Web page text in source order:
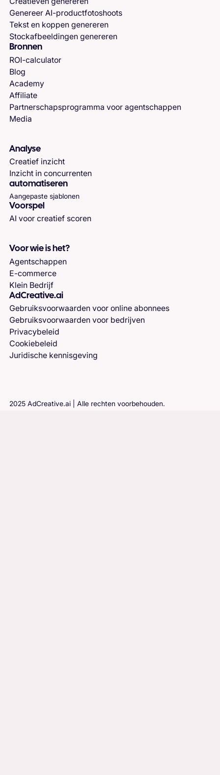
Genereer AI-productfotoshoots
Tekst en koppen genereren
Stockafbeeldingen genereren
Bronnen
ROI-calculator
Blog
Academy
Affiliate
Partnerschapsprogramma voor agentschappen
Media
Analyse
Creatief inzicht
Inzicht in concurrenten
automatiseren
Aangepaste sjablonen
Voorspel
AI voor creatief scoren
Voor wie is het?
Agentschappen
E-commerce
Klein Bedrijf
AdCreative.ai
Gebruiksvoorwaarden voor online abonnees
Gebruiksvoorwaarden voor bedrijven
Privacybeleid
Cookiebeleid
Juridische kennisgeving
2025 AdCreative.ai | Alle rechten voorbehouden.